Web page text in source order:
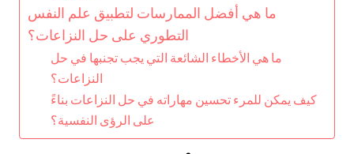
ما هي أفضل الممارسات لتطبيق علم النفس
التطوري على حل النزاعات؟
ما هي الأخطاء الشائعة التي يجب تجنبها في حل
النزاعات؟
كيف يمكن للمرء تحسين مهاراته في حل النزاعات بناءً
على الرؤى النفسية؟